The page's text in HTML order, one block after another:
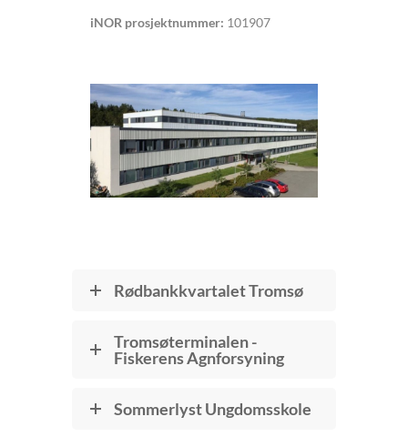
iNOR prosjektnummer: 101907
Rødbankkvartalet Tromsø
Tromsøterminalen -
Fiskerens Agnforsyning
Sommerlyst Ungdomsskole